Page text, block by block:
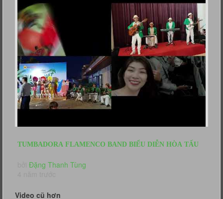
TUMBADORA FLAMENCO BAND BIỂU DIỄN HÒA TẤU
FLAMENCO HAWAII ĐÓN KHÁCH...
Đặng Thanh Tùng
Video cũ hơn